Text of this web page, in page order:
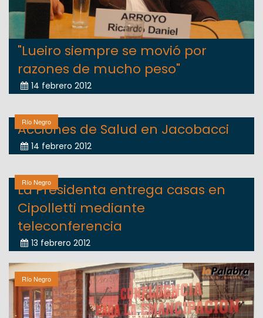
"Lueiro siempre se movió por
razones de mucho peso"
14 febrero 2012
Río Negro
Acciones de Salud en Jacobacci
14 febrero 2012
Río Negro
La Presidenta entrega casas en
Cipolletti mediante
teleconferencia
13 febrero 2012
Río Negro